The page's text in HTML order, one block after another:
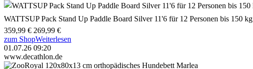
WATTSUP Pack Stand Up Paddle Board Silver 11'6 für 12 Personen bis 150 kg
359,99 € 269,99 €
zum ShopWeiterlesen
01.07.26 09:20
www.decathlon.de